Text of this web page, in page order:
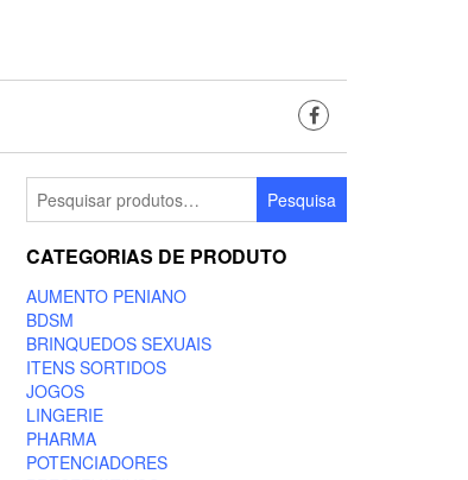
Pesquisar
por:
Pesquisa
CATEGORIAS DE PRODUTO
AUMENTO PENIANO
BDSM
BRINQUEDOS SEXUAIS
ITENS SORTIDOS
JOGOS
LINGERIE
PHARMA
POTENCIADORES